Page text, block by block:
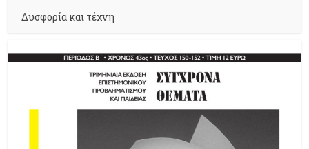
Δυσφορία και τέχνη